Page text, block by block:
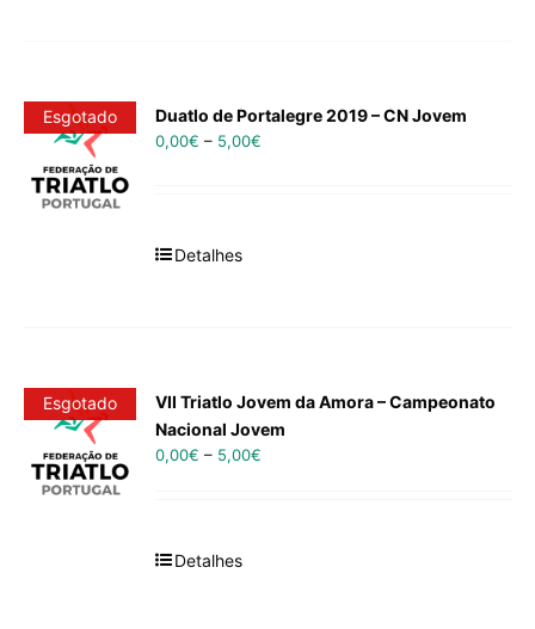
Esgotado Duatlo de Portalegre 2019 – CN Jovem
0,00€ – 5,00€
Detalhes
Esgotado
VII Triatlo Jovem da Amora – Campeonato
Nacional Jovem
0,00€ – 5,00€
Detalhes